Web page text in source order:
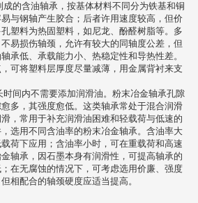
含油轴承，按基体材料不同分为铁基和铜
与钢轴产生胶合；后者许用速度较高，但价
塑料为热固塑料，如尼龙、酚醛树脂等。多
易损伤轴颈，允许有较大的同轴度公差，但
承低、承载能力小、热稳定性和导热性差。
可将塑料层厚度尽量减薄，用金属背衬来支
内不需要添加润滑油。粉末冶金轴承孔隙
多，其强度愈低。这类轴承常处于混合润滑
，常用于补充润滑油困难和轻载荷与低速的
选用不同含油率的粉末冶金轴承。含油率大
荷下应用；含油率小时，可在重载荷和高速
轴承，因石墨本身有润滑性，可提高轴承的
在无腐蚀的情况下，可考虑选用价廉、强度
相配合的轴颈硬度应适当提高。